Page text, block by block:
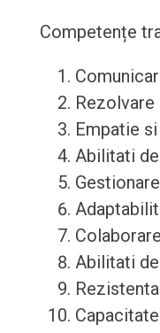
Competențe
Empatie
Abilitati
Abilitati